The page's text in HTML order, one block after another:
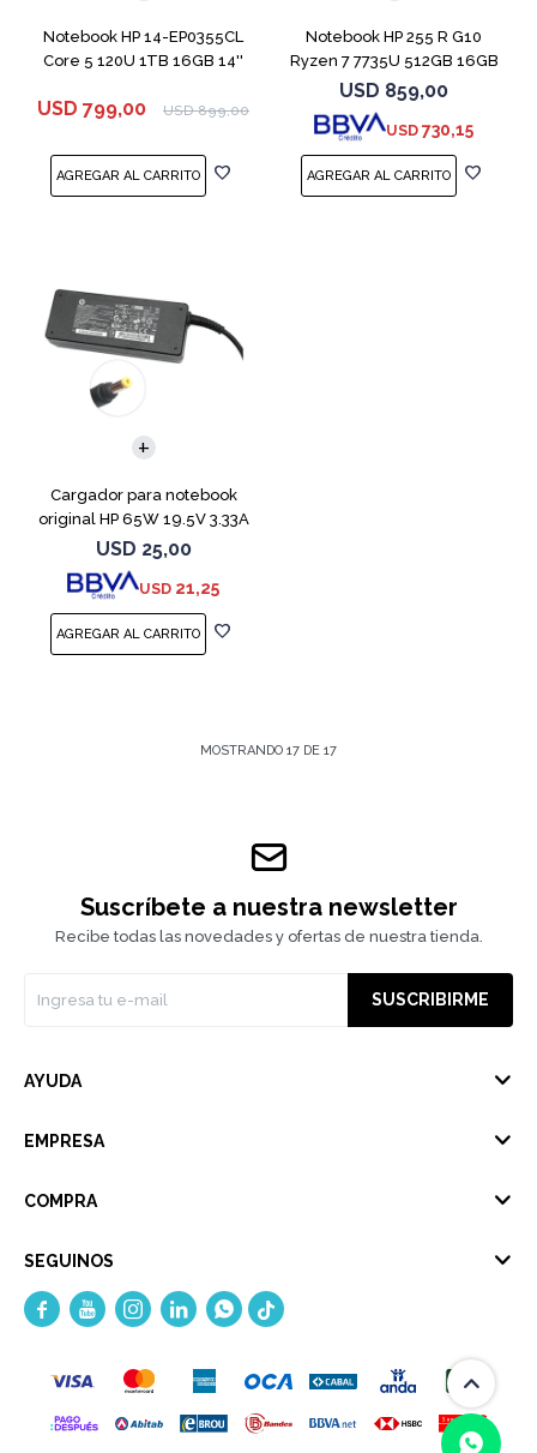
Notebook HP 14-EP0355CL
Core 5 120U 1TB 16GB 14''
USD 799,00 USD 899,00
Notebook HP 255 R G10
Ryzen 7 7735U 512GB 16GB
15.6" Win 11
USD 859,00
USD 730,15
Cargador para notebook
original HP 65W 19.5V 3.33A
USD 25,00
USD 21,25
MOSTRANDO 17 DE 17
Suscríbete a nuestra newsletter
Recibe todas las novedades y ofertas de nuestra tienda.
SUSCRIBIRME
AYUDA
EMPRESA
COMPRA
SEGUINOS
    